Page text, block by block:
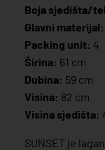
Boja sjedišta/
Glavni materijal:
Packing unit: 4
Širina: 61 cm
Dubina: 59 cm
Visina: 82 cm
Visina sjedišta:
SUNSET je